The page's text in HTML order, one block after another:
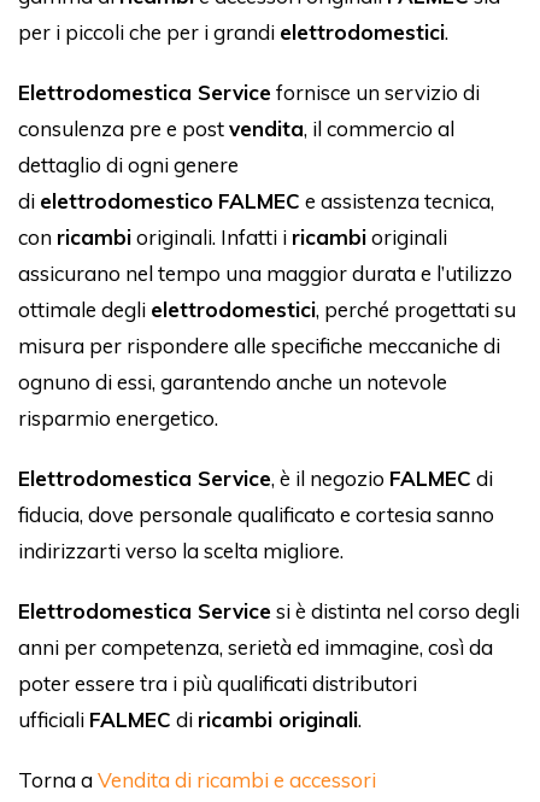
per i piccoli che per i grandi elettrodomestici.
Elettrodomestica Servicefornisce un servizio di
consulenza pre e postvendita, il commercio al
dettaglio di ogni genere
di elettrodomestico FALMEC e assistenza tecnica,
con ricambioriginali. Infatti i ricambioriginali
assicurano nel tempo una maggior durata e l’utilizzo
ottimale degli elettrodomestici, perché progettati su
misura per rispondere alle specifiche meccaniche di
ognuno di essi, garantendo anche un notevole
risparmio energetico.
Elettrodomestica Service, è il negozio FALMEC di
fiducia, dove personale qualificato e cortesia sanno
indirizzarti verso la scelta migliore.
Elettrodomestica Servicesi è distinta nel corso degli
anni per competenza, serietà ed immagine, così da
poter essere tra i più qualificati distributori
ufficiali FALMEC di ricambi originali.
Torna aVendita di ricambi e accessori